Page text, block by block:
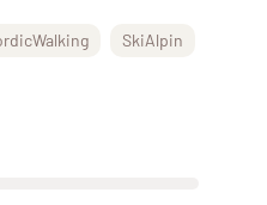
SkiAlpin